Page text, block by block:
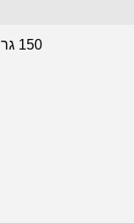
150 גרם לשעה